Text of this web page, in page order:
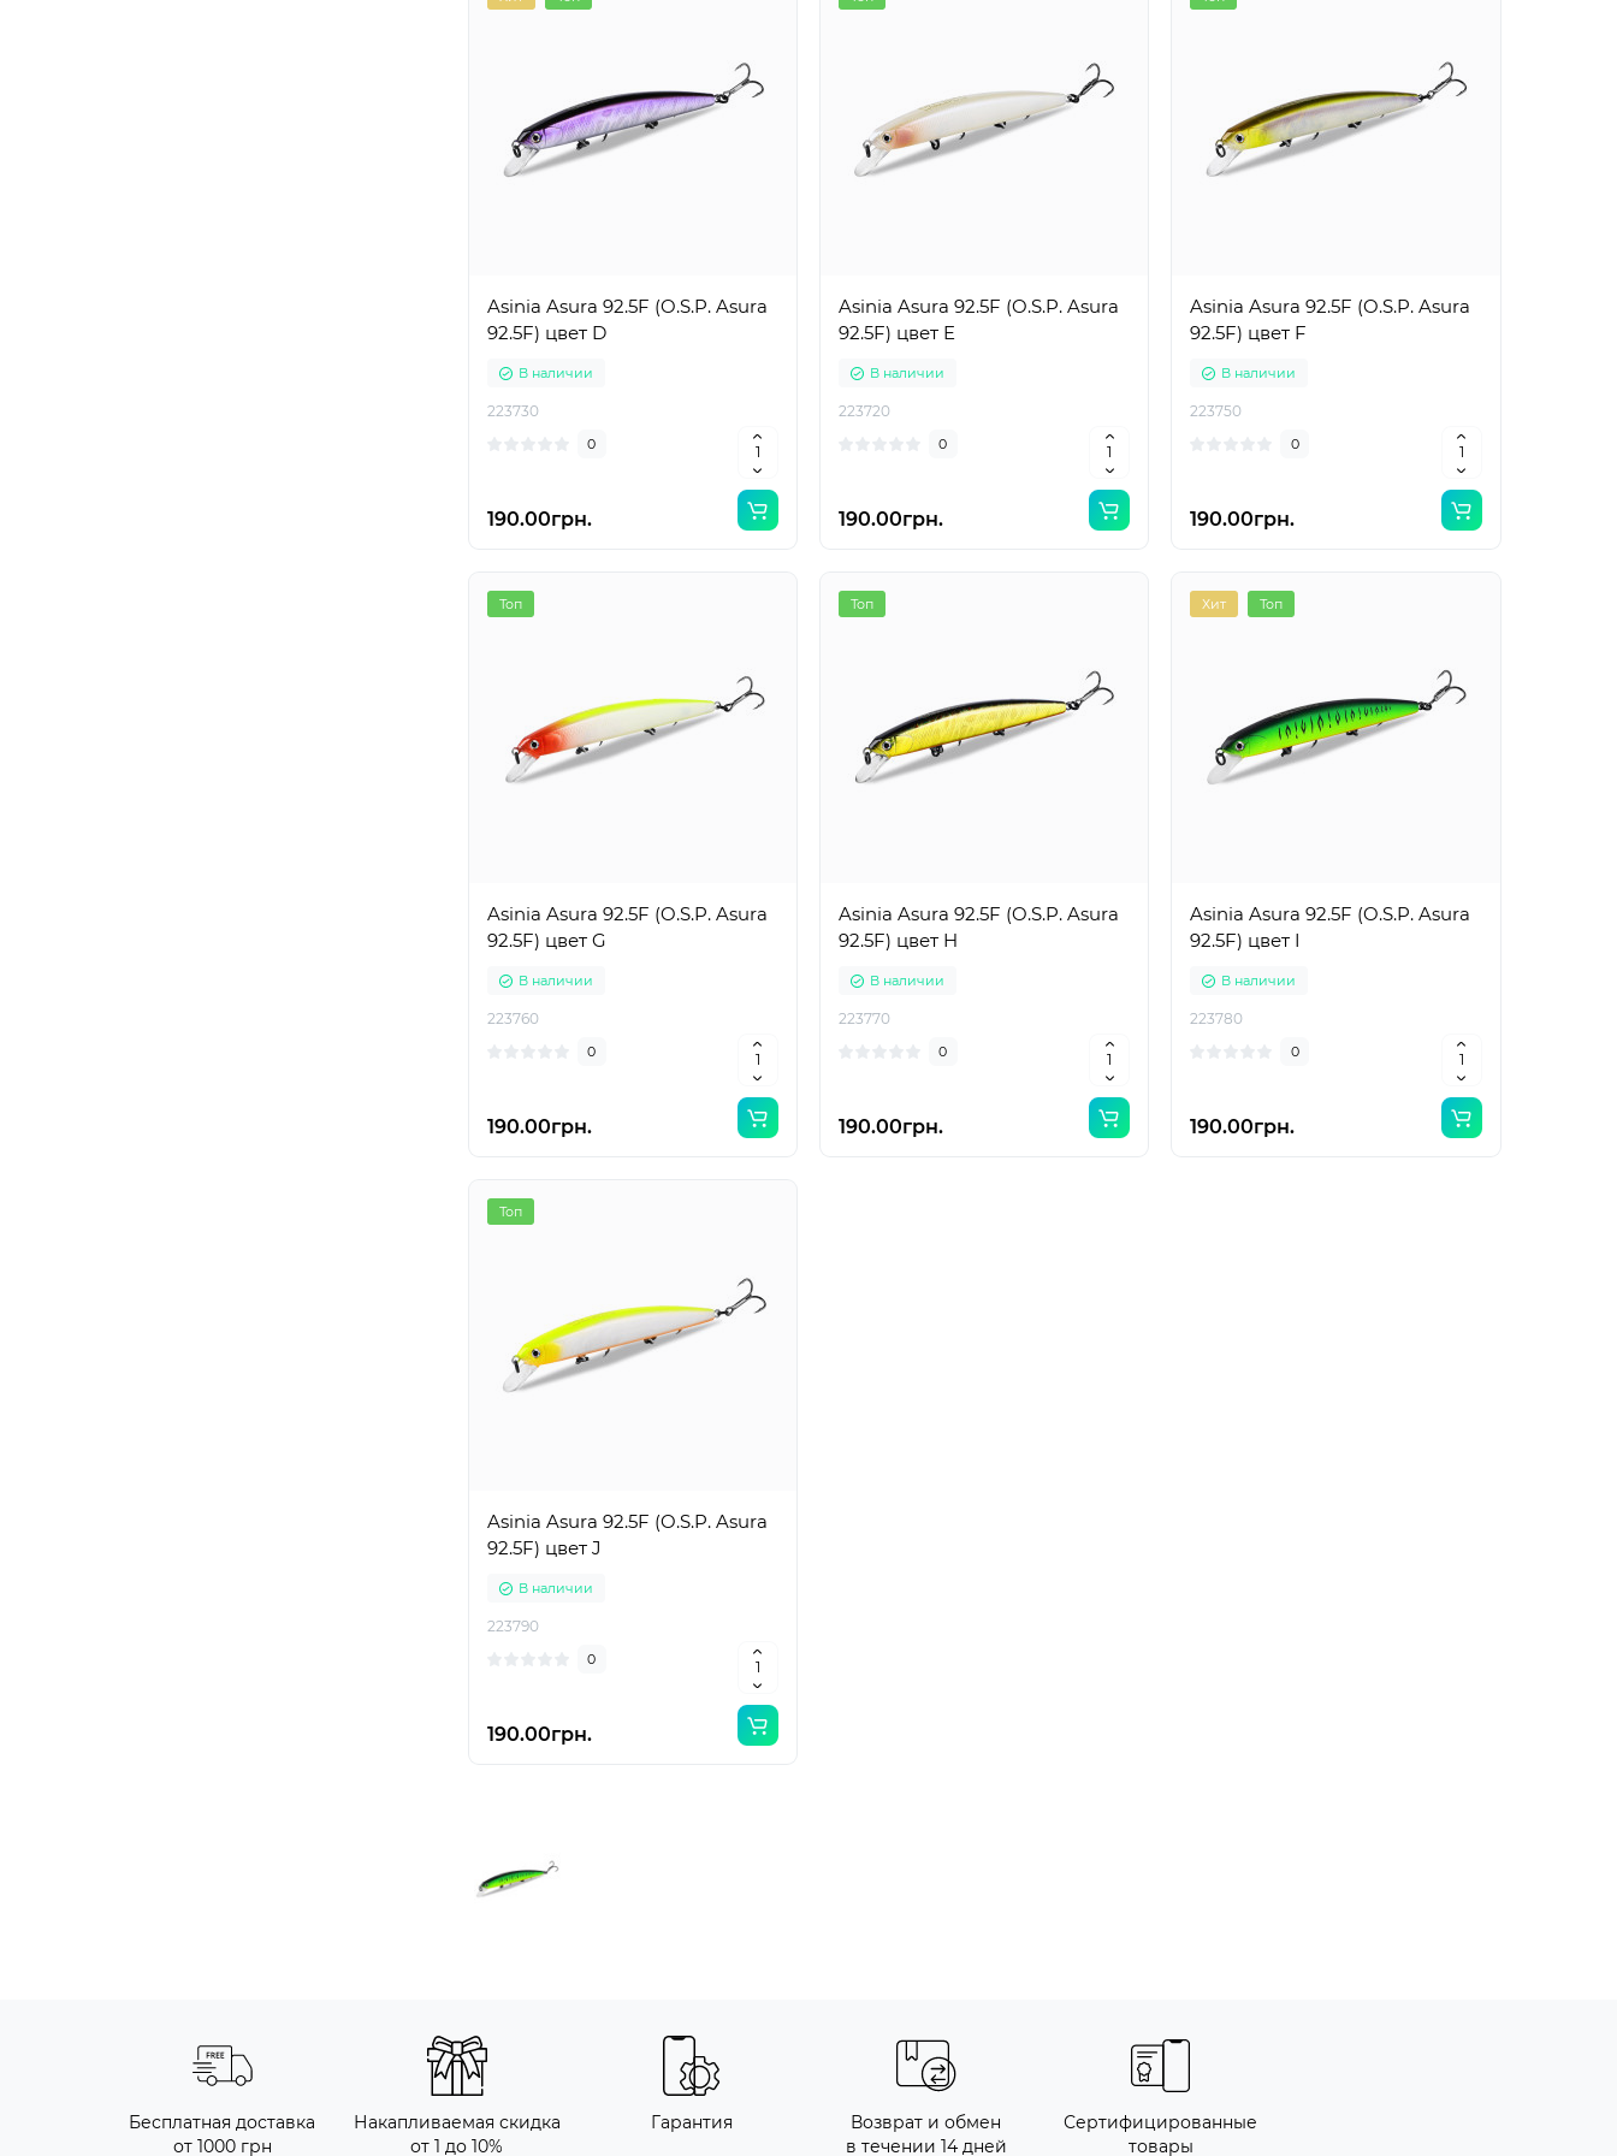
Asinia Asura 92.5F (O.S.P. Asura
92.5F) цвет D
В наличии
223730
0
190.00грн.
Asinia Asura 92.5F (O.S.P. Asura
92.5F) цвет E
В наличии
223720
0
190.00грн.
Asinia Asura 92.5F (O.S.P. Asura
92.5F) цвет F
В наличии
223750
0
190.00грн.
Топ
Asinia Asura 92.5F (O.S.P. Asura
92.5F) цвет G
В наличии
223760
0
190.00грн.
Топ
Asinia Asura 92.5F (O.S.P. Asura
92.5F) цвет H
В наличии
223770
0
190.00грн.
Хит Топ
Asinia Asura 92.5F (O.S.P. Asura
92.5F) цвет I
В наличии
223780
0
190.00грн.
Топ
Asinia Asura 92.5F (O.S.P. Asura
92.5F) цвет J
В наличии
223790
0
190.00грн.
Бесплатная доставка
от 1000 грн
Накапливаемая скидка
от 1 до 10%
Гарантия
Возврат и обмен
в течении 14 дней
Сертифицированные
товары